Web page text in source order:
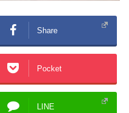
Share
Pocket
LINE